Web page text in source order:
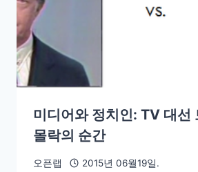
미디어와 정치인: TV 대선
몰락의 순간
오픈랩 2015년 06월19일.